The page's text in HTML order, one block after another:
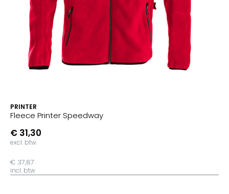
PRINTER
Fleece Printer Speedway
€ 31,30
excl. btw
€ 37,87
incl. btw